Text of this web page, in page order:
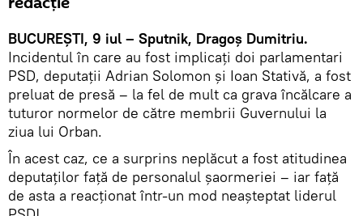
BUCUREȘTI, 9 iul – Sputnik, Dragoș Dumitriu.
Incidentul în care au fost implicați doi parlamentari
PSD, deputații Adrian Solomon și Ioan Stativă, a fost
preluat de presă – la fel de mult ca grava încălcare a
tuturor normelor de către membrii Guvernului la
ziua lui Orban.
În acest caz, ce a surprins neplăcut a fost atitudinea
deputaților față de personalul șaormeriei – iar față
de asta a reacționat într-un mod neașteptat liderul